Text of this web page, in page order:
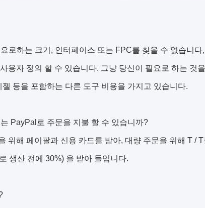
로하는 크기, 인터페이스 또는 FPC를 찾을 수 없습니
용자 정의 할 수 있습니다. 그냥 당신이 필요로 하는 것
젤 등을 포함하는 다른 도구 비용을 가지고 있습니다.
PayPal로 주문을 지불 할 수 있습니까?
위해 페이팔과 신용 카드를 받아, 대량 주문을 위해 T /
생산 전에 30%) 을 받아 들입니다.